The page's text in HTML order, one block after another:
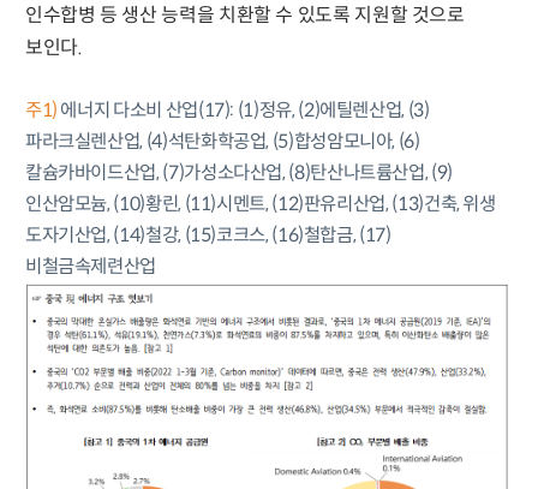
인수합병 등 생산 능력을 치환할 수 있도록 지원할 것으로
보인다.
주1) 에너지 다소비 산업(17): (1)정유, (2)에틸렌산업, (3)
파라크실렌산업, (4)석탄화학공업, (5)합성암모니아, (6)
칼슘카바이드산업, (7)가성소다산업, (8)탄산나트륨산업, (9)
인산암모늄, (10)황린, (11)시멘트, (12)판유리산업, (13)건축, 위생
도자기산업, (14)철강, (15)코크스, (16)철합금, (17)
비철금속제련산업